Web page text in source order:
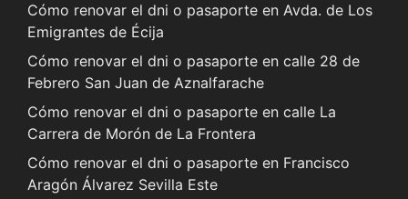
Cómo renovar el dni o pasaporte en Avda. de Los
Emigrantes de Écija
Cómo renovar el dni o pasaporte en calle 28 de
Febrero San Juan de Aznalfarache
Cómo renovar el dni o pasaporte en calle La
Carrera de Morón de La Frontera
Cómo renovar el dni o pasaporte en Francisco
Aragón Álvarez Sevilla Este